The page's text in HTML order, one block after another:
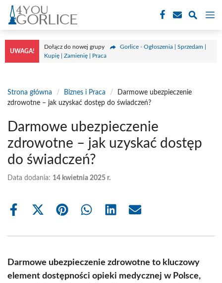
Przejdź
treści
UWAGA!
Dołącz do nowej grupy
Gorlice - Ogłoszenia | Sprzedam |
Kupię | Zamienię | Praca
Strona główna / Biznes i Praca /
Darmowe ubezpieczenie
zdrowotne – jak uzyskać dostęp do świadczeń?
Darmowe ubezpieczenie
zdrowotne – jak uzyskać dostęp
do świadczeń?
Data dodania: 14 kwietnia 2025 r.
Share
Share
(Twitter)
Share Share Share Share
Darmowe ubezpieczenie zdrowotne to kluczowy
element dostępności opieki medycznej w Polsce,